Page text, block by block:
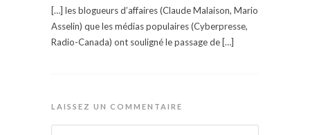
[…] les blogueurs d’affaires (Claude Malaison, Mario
Asselin) que les médias populaires (Cyberpresse,
Radio-Canada) ont souligné le passage de […]
LAISSEZ UN COMMENTAIRE